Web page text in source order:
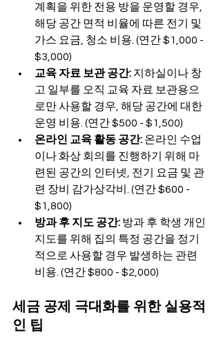
계획을 위한 전용 방을 운영할 경우,
해당 공간 면적 비율에 따른 전기 및
가스 요금, 청소 비용. (연간 $1,000 -
$3,000)
교육 자료 보관 공간: 지하실이나 창
고 일부를 오직 교육 자료 보관용으
로만 사용할 경우, 해당 공간에 대한
운영 비용. (연간 $500 - $1,500)
온라인 교육 활동 공간: 온라인 수업
이나 화상 회의를 진행하기 위해 마
련된 공간의 인터넷, 전기 요금 및 관
련 장비 감가상각비. (연간 $600 -
$1,800)
방과 후 지도 공간: 방과 후 학생 개인
지도를 위해 집의 특정 공간을 정기
적으로 사용할 경우 발생하는 관련
비용. (연간 $800 - $2,000)
세금 공제 극대화를 위한 실용적
인 팁